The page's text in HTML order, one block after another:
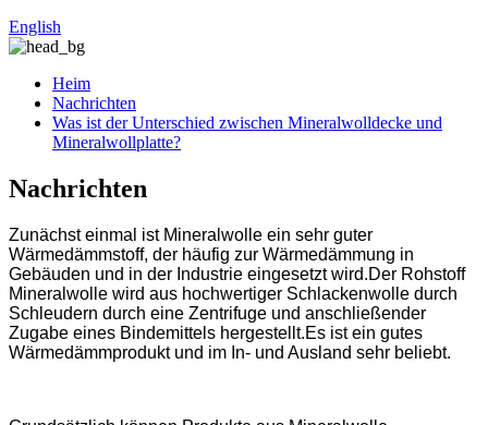
English
Heim
Nachrichten
Was ist der Unterschied zwischen Mineralwolldecke und
Mineralwollplatte?
Nachrichten
Zunächst einmal ist Mineralwolle ein sehr guter
Wärmedämmstoff, der häufig zur Wärmedämmung in
Gebäuden und in der Industrie eingesetzt wird.Der Rohstoff
Mineralwolle wird aus hochwertiger Schlackenwolle durch
Schleudern durch eine Zentrifuge und anschließender
Zugabe eines Bindemittels hergestellt.Es ist ein gutes
Wärmedämmprodukt und im In- und Ausland sehr beliebt.